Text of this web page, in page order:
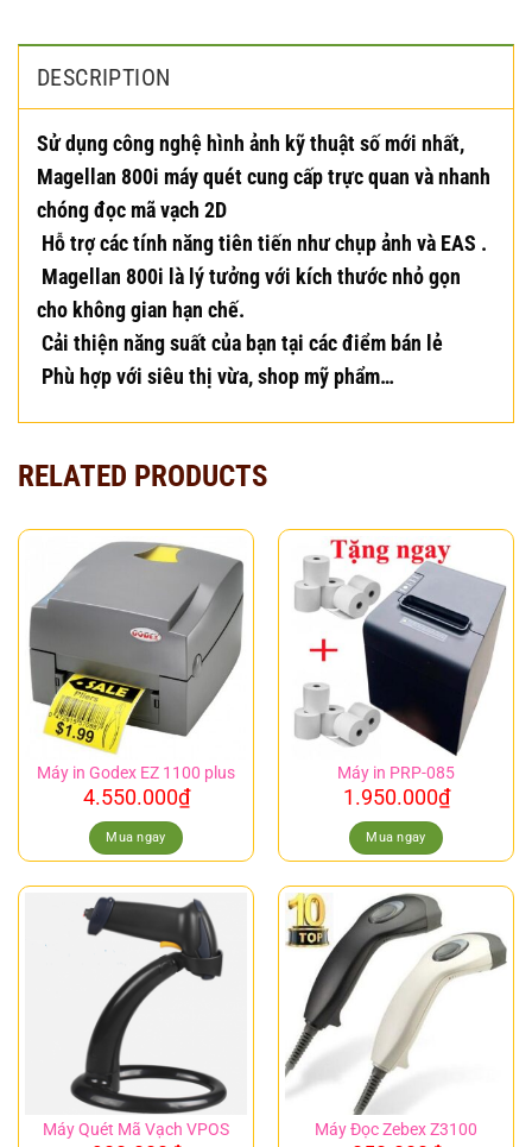
DESCRIPTION
Sử dụng công nghệ hình ảnh kỹ thuật số mới nhất,
Magellan 800i máy quét cung cấp trực quan và nhanh
chóng đọc mã vạch 2D
Hỗ trợ các tính năng tiên tiến như chụp ảnh và EAS .
Magellan 800i là lý tưởng với kích thước nhỏ gọn
cho không gian hạn chế.
Cải thiện năng suất của bạn tại các điểm bán lẻ
Phù hợp với siêu thị vừa, shop mỹ phẩm…
RELATED PRODUCTS
Máy in Godex EZ 1100 plus
4.550.000₫
Mua ngay
Máy in PRP-085
1.950.000₫
Mua ngay
Máy Quét Mã Vạch VPOS Máy Đọc Zebex Z3100